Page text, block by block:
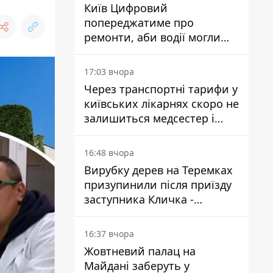
Київ Цифровий
попереджатиме про
ремонти, аби водії могли
уникати ділянок із заторами
17:03 вчора
Через транспортні тарифи у
київських лікарнях скоро не
залишиться медсестер і
санітарок - професор
Голубовська
16:48 вчора
Вирубку дерев на Теремках
призупинили після приїзду
заступника Кличка -
почався діалог
16:37 вчора
Жовтневий палац на
Майдані заберуть у